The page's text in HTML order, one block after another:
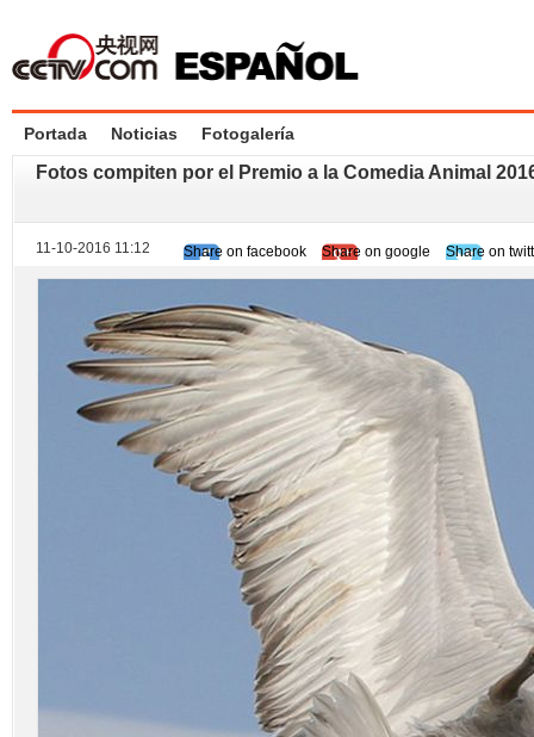
Portada Noticias Fotogalería
Fotos compiten por el Premio a la Comedia Animal
11-10-2016 11:12 Share on facebook Share on google Share on